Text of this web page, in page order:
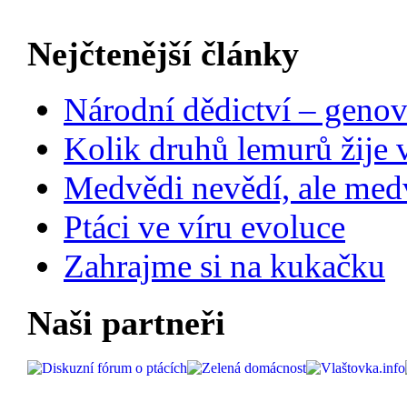
Nejčtenější články
Národní dědictví –
Kolik druhů lemurů žije
Medvědi nevědí, ale
Ptáci ve víru evoluce
Zahrajme si na kukačku
Naši partneři